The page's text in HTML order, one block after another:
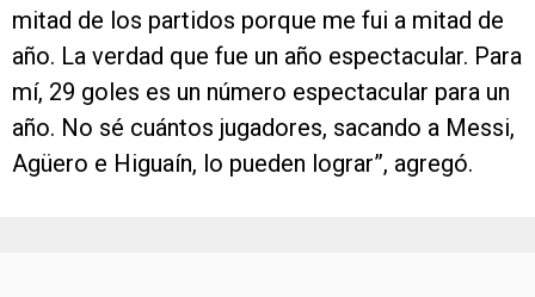
mitad de los partidos porque me fui a mitad de
año. La verdad que fue un año espectacular. Para
mí, 29 goles es un número espectacular para un
año. No sé cuántos jugadores, sacando a Messi,
Agüero e Higuaín, lo pueden lograr”, agregó.